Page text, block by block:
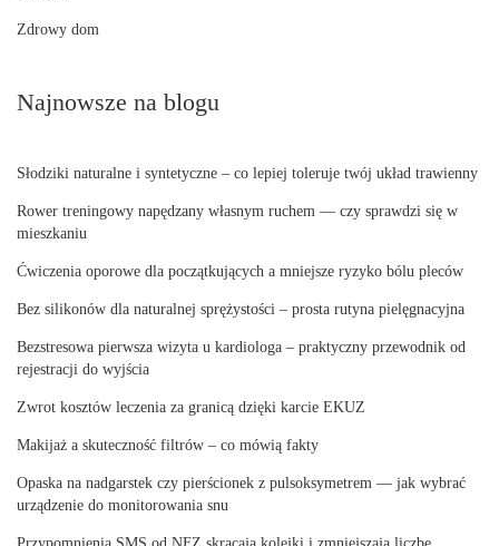
Zdrowy dom
Najnowsze na blogu
Słodziki naturalne i syntetyczne – co lepiej toleruje twój układ trawienny
Rower treningowy napędzany własnym ruchem — czy sprawdzi się w
mieszkaniu
Ćwiczenia oporowe dla początkujących a mniejsze ryzyko bólu pleców
Bez silikonów dla naturalnej sprężystości – prosta rutyna pielęgnacyjna
Bezstresowa pierwsza wizyta u kardiologa – praktyczny przewodnik od
rejestracji do wyjścia
Zwrot kosztów leczenia za granicą dzięki karcie EKUZ
Makijaż a skuteczność filtrów – co mówią fakty
Opaska na nadgarstek czy pierścionek z pulsoksymetrem — jak wybrać
urządzenie do monitorowania snu